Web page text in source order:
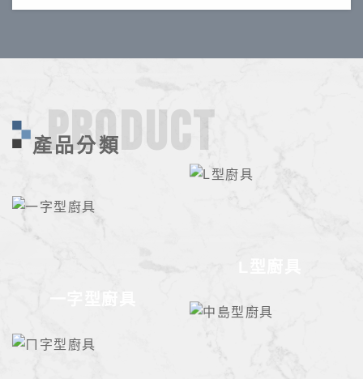
產品分類
PRODUCT